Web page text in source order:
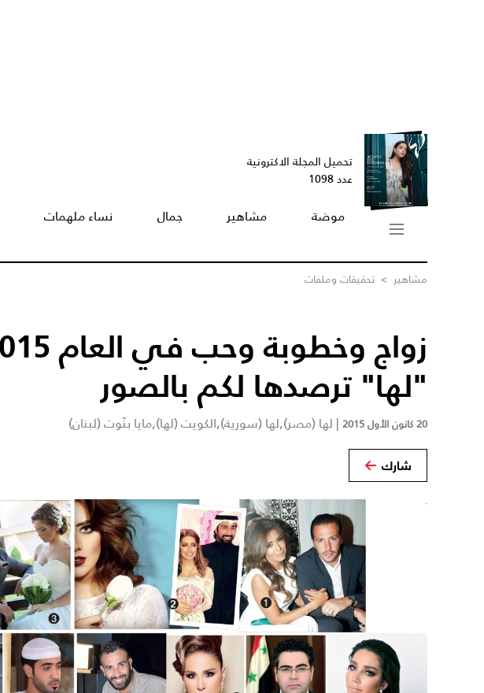
تحميل المجلة الاكترونية
عدد 1098
موضة مشاهير جمال نساء ملهمات
مشاهير > تحقيقات وملفات
"لها" ترصدها لكم بالصور
20 كانون الأول 2015 | لها (مصر),لها (سورية),الكويت (لها),مايا بنّوت (لبنان)
شارك